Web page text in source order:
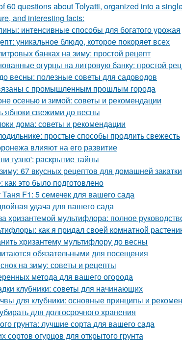
60 questions about Tolyatti, organized into a
and interesting facts:
интенсивные способы для богатого урожая
уникальное блюдо, которое покоряет всех
банках на зиму: простой рецепт
огурцы на литровую банку: простой
весны: полезные советы для садоводов
с промышленным прошлым города
осенью и зимой: советы и рекомендации
яблоки свежими до весны
дома: советы и рекомендации
простые способы продлить свежесть
влияют на его развитие
гузно': раскрытие тайны
67 вкусных рецептов для домашней закатки
это было подготовлено
F1: 5 семечек для вашего сада
удача для вашего сада
хризантемой мультифлора: полное
как я придал своей комнатной
хризантему мультифлору до весны
обязательными для посещения
на зиму: советы и рецепты
метода для вашего огорода
клубники: советы для начинающих
для клубники: основные принципы и
для долгосрочного хранения
грунта: лучшие сорта для вашего сада
сортов огурцов для открытого грунта